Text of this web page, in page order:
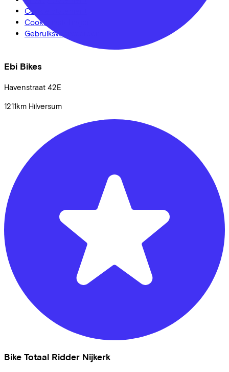
Ebi Bikes
Havenstraat 42E
1211km Hilversum
Bike Totaal Ridder Nijkerk
Cookie statement
Cookie instellingen
Gebruiksvoorwaarden